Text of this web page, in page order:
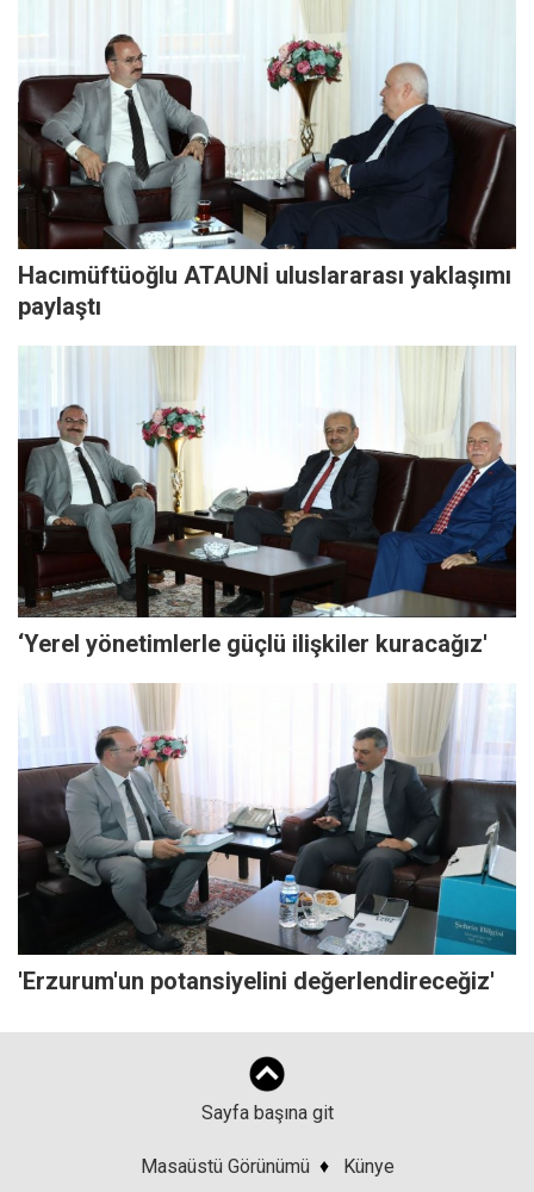
Hacımüftüoğlu ATAUNİ uluslararası yaklaşımı
paylaştı
‘Yerel yönetimlerle güçlü ilişkiler kuracağız'
'Erzurum'un potansiyelini değerlendireceğiz'
Sayfa başına git
Masaüstü Görünümü ♦ Künye